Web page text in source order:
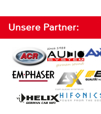
Unsere Partner: